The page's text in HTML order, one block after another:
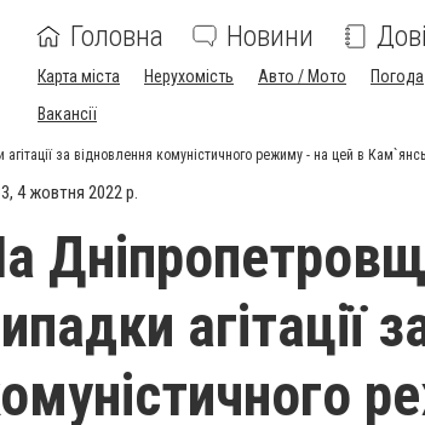
Головна Новини
Карта міста Нерухомість Авто / Мото Погода
Вакансії
за відновлення комуністичного режиму - на цей в
4 жовтня 2022 р.
агітації